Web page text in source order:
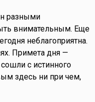
разными
внимательным. Еще
неблагоприятна.
Примета дня —
с истинного
здесь ни при чем,